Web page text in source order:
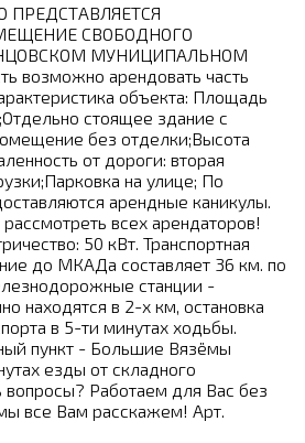
СВОБОДНОГО
МУНИЦИПАЛЬНОМ
возможно арендовать часть
объекта: Площадь
стоящее здание с
без отделки;Высота
от дороги: вторая
на улице; По
арендные каникулы.
всех арендаторов!
50 кВт. Транспортная
до МКАДа составляет 36 км. по
станции -
находятся в 2-х км, остановка
в 5-ти минутах ходьбы.
пункт - Большие Вязёмы
езды от складного
Работаем для Вас без
все Вам расскажем! Арт.